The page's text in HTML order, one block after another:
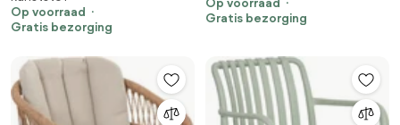
Op voorraad
Gratis bezorging
Verstelbaar Aluminium Grijs
Op voorraad
Gratis bezorging